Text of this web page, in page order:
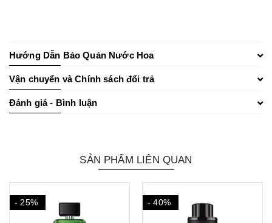
Hướng Dẫn Bảo Quản Nước Hoa
Vận chuyển và Chính sách đổi trả
Đánh giá - Bình luận
SẢN PHẨM LIÊN QUAN
- 40%